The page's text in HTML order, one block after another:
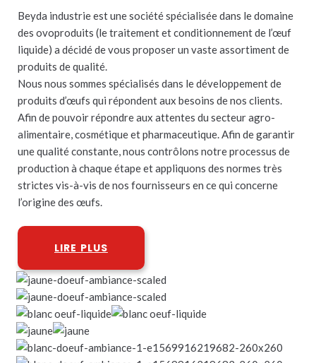
Beyda industrie est une société spécialisée dans le domaine
des ovoproduits (le traitement et conditionnement de l’œuf
liquide) a décidé de vous proposer un vaste assortiment de
produits de qualité.
Nous nous sommes spécialisés dans le développement de
produits d’œufs qui répondent aux besoins de nos clients.
Afin de pouvoir répondre aux attentes du secteur agro-
alimentaire, cosmétique et pharmaceutique. Afin de garantir
une qualité constante, nous contrôlons notre processus de
production à chaque étape et appliquons des normes très
strictes vis-à-vis de nos fournisseurs en ce qui concerne
l’origine des œufs.
LIRE PLUS